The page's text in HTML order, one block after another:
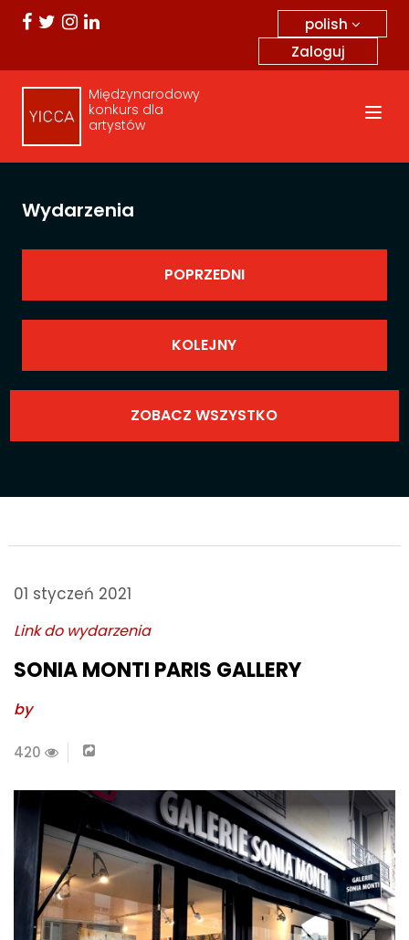
polish
Zaloguj
Międzynarodowy
konkurs dla
artystów
Wydarzenia
01 styczeń 2021
Link do wydarzenia
SONIA MONTI PARIS GALLERY
by
420